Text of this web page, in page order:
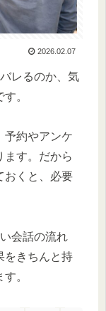
2026.02.07
レるのか、気
。
予約やアンケ
ます。だから
おくと、必要
会話の流れ
をきちんと持
。